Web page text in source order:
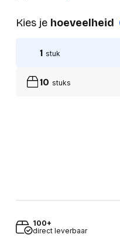
Kies je hoeveelheid
1 stuk
10 stuks
100+
direct leverbaar